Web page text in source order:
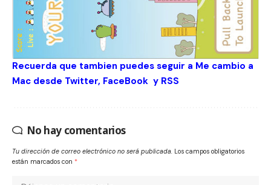
Recuerda que tambien puedes seguir a Me cambio a
Mac desde Twitter, FaceBook y RSS
No hay comentarios
Tu dirección de correo electrónico no será publicada. Los campos obligatorios
están marcados con *